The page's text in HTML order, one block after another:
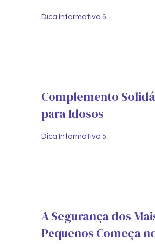
Dica Informativa 6.
Complemento
para Idosos
Dica Informativa 5.
A Segurança dos
Pequenos Começa